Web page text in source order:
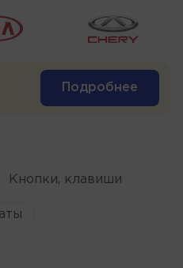
Подробнее
Кнопки, клавиши